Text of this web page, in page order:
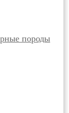
породы